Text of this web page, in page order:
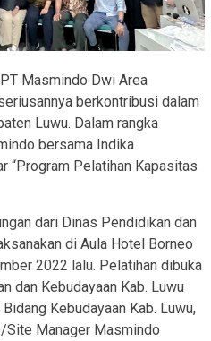
Masmindo Dwi Area
berkontribusi dalam
Luwu. Dalam rangka
bersama Indika
“Program Pelatihan Kapasitas
dari Dinas Pendidikan dan
di Aula Hotel Borneo
2022 lalu. Pelatihan dibuka
dan Kebudayaan Kab. Luwu
Kebudayaan Kab. Luwu,
Site Manager Masmindo